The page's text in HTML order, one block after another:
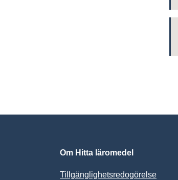
Om Hitta läromedel
Tillgänglighetsredogörelse